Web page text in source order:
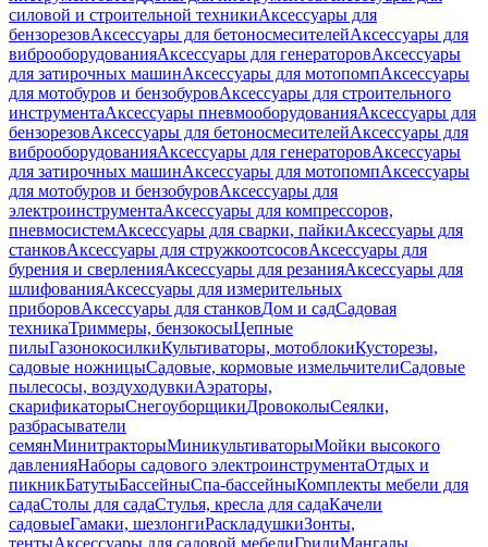
силовой и строительной техникиАксессуары для
бензорезовАксессуары для бетоносмесителейАксессуары для
виброоборудованияАксессуары для генераторовАксессуары
для затирочных машинАксессуары для мотопомпАксессуары
для мотобуров и бензобуровАксессуары для строительного
инструментаАксессуары пневмооборудованияАксессуары для
бензорезовАксессуары для бетоносмесителейАксессуары для
виброоборудованияАксессуары для генераторовАксессуары
для затирочных машинАксессуары для мотопомпАксессуары
для мотобуров и бензобуровАксессуары для
электроинструментаАксессуары для компрессоров,
пневмосистемАксессуары для сварки, пайкиАксессуары для
станковАксессуары для стружкоотсосовАксессуары для
бурения и сверленияАксессуары для резанияАксессуары для
шлифованияАксессуары для измерительных
приборовАксессуары для станковДом и садСадовая
техникаТриммеры, бензокосыЦепные
пилыГазонокосилкиКультиваторы, мотоблокиКусторезы,
садовые ножницыСадовые, кормовые измельчителиСадовые
пылесосы, воздуходувкиАэраторы,
скарификаторыСнегоуборщикиДровоколыСеялки,
разбрасыватели
семянМинитракторыМиникультиваторыМойки высокого
давленияНаборы садового электроинструментаОтдых и
пикникБатутыБассейныСпа-бассейныКомплекты мебели для
садаСтолы для садаСтулья, кресла для садаКачели
садовыеГамаки, шезлонгиРаскладушкиЗонты,
тентыАксессуары для садовой мебелиГрилиМангалы,